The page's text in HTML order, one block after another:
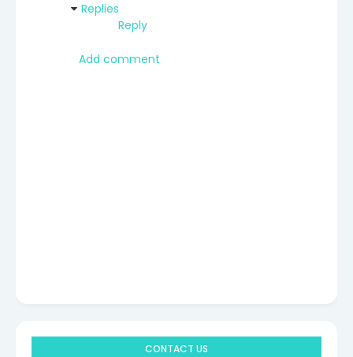
Replies
Reply
Add comment
CONTACT US